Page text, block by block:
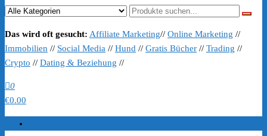
Das wird oft gesucht: Affiliate Marketing// Online Marketing //
Immobilien // Social Media // Hund // Gratis Bücher // Trading //
Crypto // Dating & Beziehung //
0
€0.00